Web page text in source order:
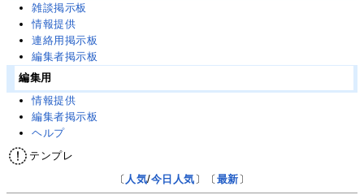
雑談掲示板
情報提供
連絡用掲示板
編集者掲示板
編集用
情報提供
編集者掲示板
ヘルプ
テンプレ
〔 人気/今日人気 〕〔 最新 〕